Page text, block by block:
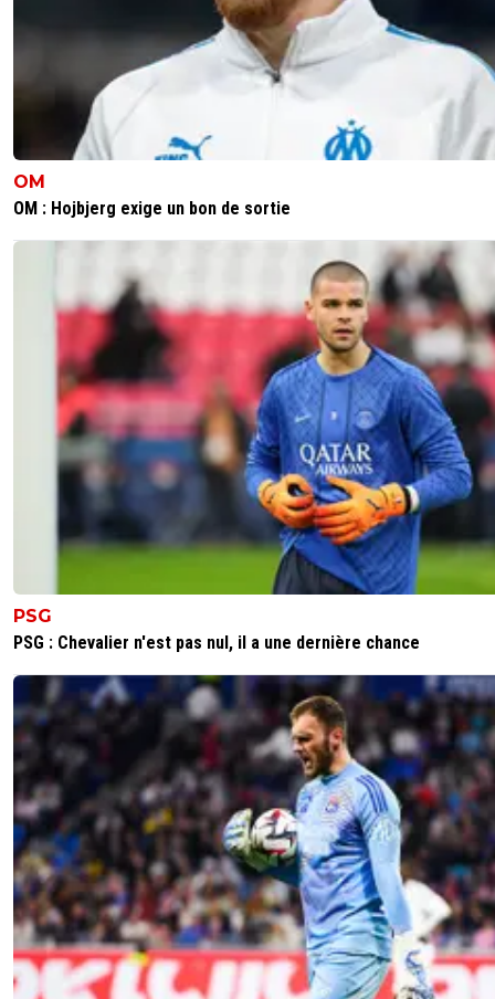
OM
OM : Hojbjerg exige un bon de sortie
PSG
PSG : Chevalier n'est pas nul, il a une dernière chance